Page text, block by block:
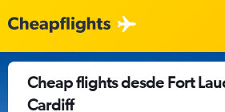
Cheap flights desde Fort
Cardiff